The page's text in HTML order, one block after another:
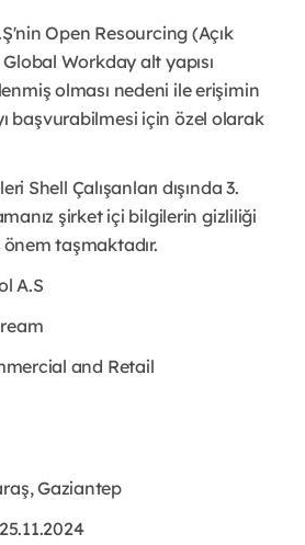
Open Resourcing (Açık
Workday alt yapısı
olması nedeni ile erişimin
başvurabilmesi için özel olarak
Shell Çalışanları dışında 3.
şirket içi bilgilerin gizliliği
taşmaktadır.
A.S
and Retail
Gaziantep
25.11.2024